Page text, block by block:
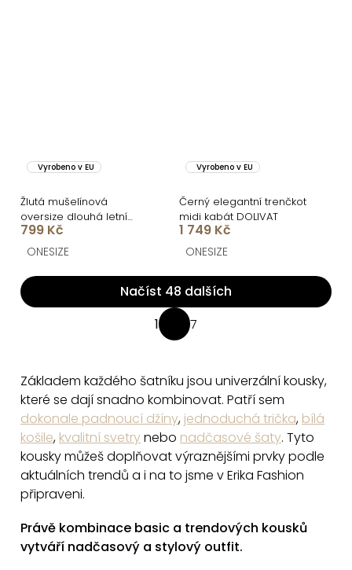
Vyrobeno v EU
Žlutá mušelínová
oversize dlouhá letní
košile MEKATHY
799 Kč
ONESIZE
Vyrobeno v EU
Černý elegantní trenčkot
midi kabát DOLIVAT
1 749 Kč
ONESIZE
O
v
á
d
a
c
í
p
v
k
Načíst 48 dalších
á
n
k
o
v
á
1 7
Základem každého šatníku jsou univerzální kousky,
které se dají snadno kombinovat. Patří sem
dokonale padnoucí džíny, jednoduchá trička, bílá
košile, kvalitní svetrynebo nadčasové šaty. Tyto
kousky můžeš doplňovat výraznějšími prvky podle
aktuálních trendů a i na to jsme v Erika Fashion
připraveni.
Právě kombinace basic a trendových kousků
vytváří nadčasový a stylový outfit.